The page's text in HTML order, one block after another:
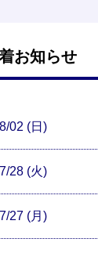
お知らせ
02 (日)
28 (火)
27 (月)